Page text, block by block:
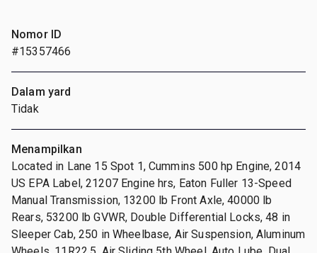
Nomor ID
#15357466
Dalam yard
Tidak
Menampilkan
Located in Lane 15 Spot 1, Cummins 500 hp Engine, 2014
US EPA Label, 21207 Engine hrs, Eaton Fuller 13-Speed
Manual Transmission, 13200 lb Front Axle, 40000 lb
Rears, 53200 lb GVWR, Double Differential Locks, 48 in
Sleeper Cab, 250 in Wheelbase, Air Suspension, Aluminum